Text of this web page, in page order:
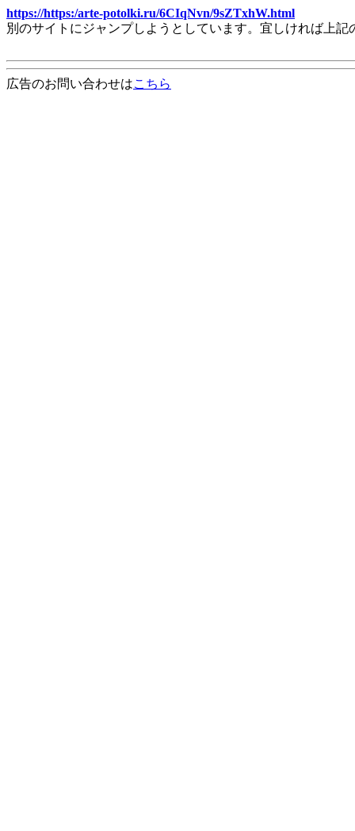
https://https:/arte-potolki.ru/6CIqNvn/9sZTxhW.html
別のサイトにジャンプしようとしています。宜しければ上
広告のお問い合わせはこちら